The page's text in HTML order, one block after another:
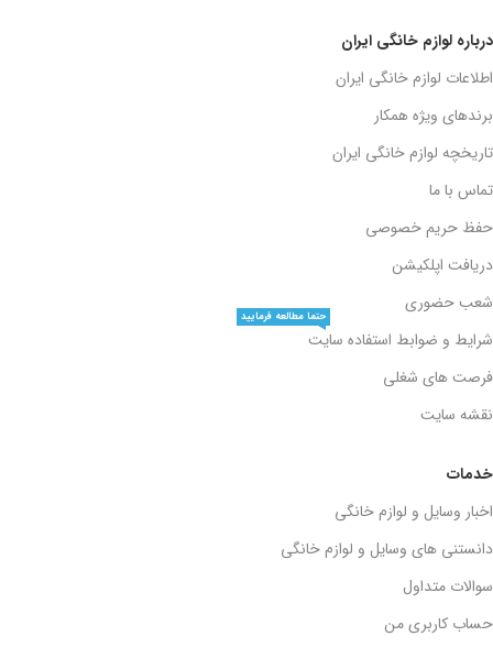
خدمات
اخبار وسایل و لوازم خانگی
دانستنی های وسایل و لوازم خانگی
سوالات متداول
حساب کاربری من
درباره لوازم خانگی ایران
اطلاعات لوازم خانگی ایران
برندهای ویژه همکار
تاریخچه لوازم خانگی ایران
تماس با ما
حفظ حریم خصوصی
دریافت اپلکیشن
شعب حضوری
شرایط و ضوابط استفاده سایت
حتما مطالعه فرمایید
فرصت های شغلی
نقشه سایت